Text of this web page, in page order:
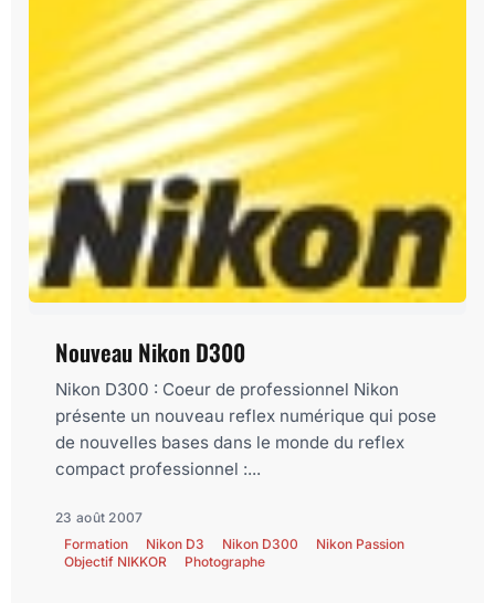
Nouveau Nikon D300
Nikon D300 : Coeur de professionnel Nikon
présente un nouveau reflex numérique qui pose
de nouvelles bases dans le monde du reflex
compact professionnel :...
23 août 2007
Formation
Nikon D3 Nikon D300
Nikon Passion
Objectif NIKKOR
Photographe